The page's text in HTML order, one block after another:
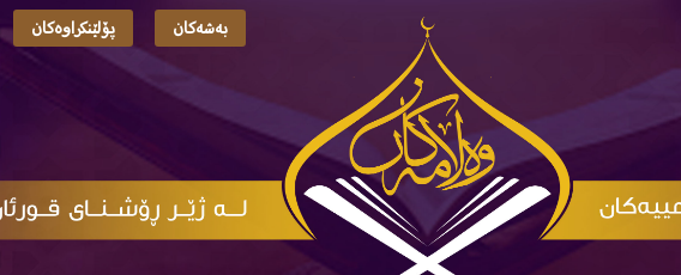
بەشەکان پۆلێنکراوەکان